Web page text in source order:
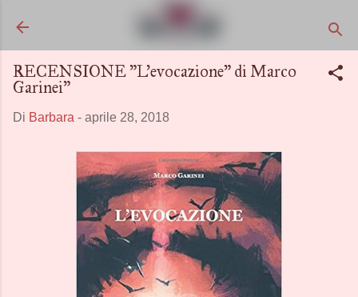
RECENSIONE "L'evocazione" di Marco
Garinei"
Di Barbara - aprile 28, 2018